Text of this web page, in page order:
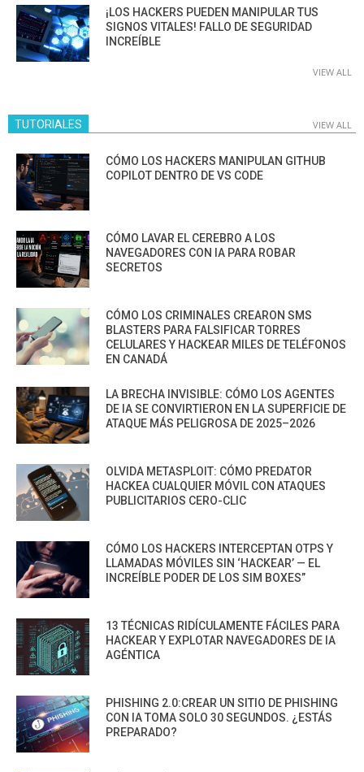
¡LOS HACKERS PUEDEN MANIPULAR TUS
SIGNOS VITALES! FALLO DE SEGURIDAD
INCREÍBLE
VIEW ALL
TUTORIALES VIEW ALL
CÓMO LOS HACKERS MANIPULAN GITHUB
COPILOT DENTRO DE VS CODE
CÓMO LAVAR EL CEREBRO A LOS
NAVEGADORES CON IA PARA ROBAR
SECRETOS
CÓMO LOS CRIMINALES CREARON SMS
BLASTERS PARA FALSIFICAR TORRES
CELULARES Y HACKEAR MILES DE TELÉFONOS
EN CANADÁ
LA BRECHA INVISIBLE: CÓMO LOS AGENTES
DE IA SE CONVIRTIERON EN LA SUPERFICIE DE
ATAQUE MÁS PELIGROSA DE 2025–2026
OLVIDA METASPLOIT: CÓMO PREDATOR
HACKEA CUALQUIER MÓVIL CON ATAQUES
PUBLICITARIOS CERO-CLIC
CÓMO LOS HACKERS INTERCEPTAN OTPS Y
LLAMADAS MÓVILES SIN ‘HACKEAR’ — EL
INCREÍBLE PODER DE LOS SIM BOXES”
13 TÉCNICAS RIDÍCULAMENTE FÁCILES PARA
HACKEAR Y EXPLOTAR NAVEGADORES DE IA
AGÉNTICA
PHISHING 2.0:CREAR UN SITIO DE PHISHING
CON IA TOMA SOLO 30 SEGUNDOS. ¿ESTÁS
PREPARADO?